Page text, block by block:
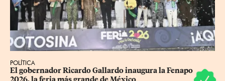
POLÍTICA
​El gobernador Ricardo Gallardo inaugura la Fenapo